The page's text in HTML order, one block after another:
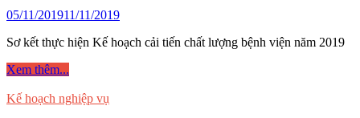
bệnh
viện
năm
2019
05/11/201911/11/2019
Sơ kết thực hiện Kế hoạch cải tiến chất lượng bệnh viện năm 2019
Sơ
thực
Xem thêm...
Kế hoạch nghiệp vụ